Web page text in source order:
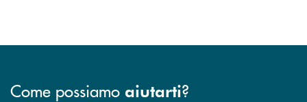
Come possiamo aiutarti?